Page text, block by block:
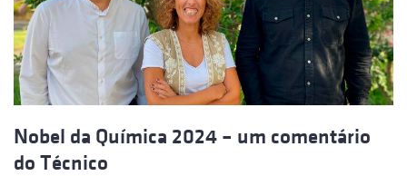
Nobel da Química 2024 – um comentário
do Técnico